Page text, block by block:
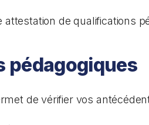
de qualifications
de vérifier vos